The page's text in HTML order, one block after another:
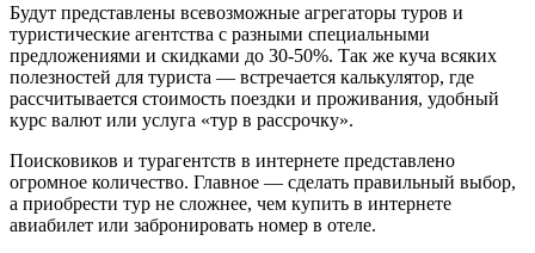
Будут представлены всевозможные агрегаторы туров и
туристические агентства с разными специальными
предложениями и скидками до 30-50%. Так же куча всяких
полезностей для туриста — встречается калькулятор, где
рассчитывается стоимость поездки и проживания, удобный
курс валют или услуга «тур в рассрочку».
Поисковиков и турагентств в интернете представлено
огромное количество. Главное — сделать правильный выбор,
а приобрести тур не сложнее, чем купить в интернете
авиабилет или забронировать номер в отеле.